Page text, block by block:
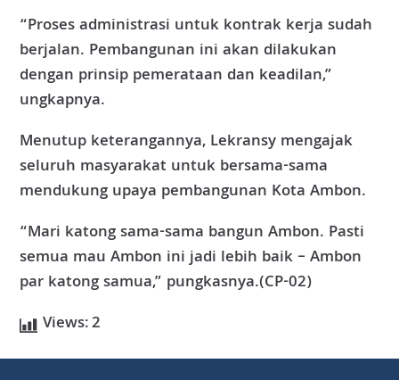
“Proses administrasi untuk kontrak kerja sudah
berjalan. Pembangunan ini akan dilakukan
dengan prinsip pemerataan dan keadilan,”
ungkapnya.
Menutup keterangannya, Lekransy mengajak
seluruh masyarakat untuk bersama-sama
mendukung upaya pembangunan Kota Ambon.
“Mari katong sama-sama bangun Ambon. Pasti
semua mau Ambon ini jadi lebih baik – Ambon
par katong samua,” pungkasnya.(CP-02)
Views:2